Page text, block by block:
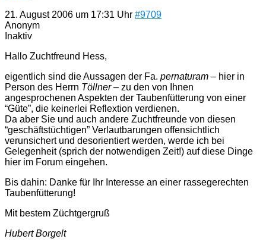
21. August 2006 um 17:31 Uhr #9709
Anonym
Inaktiv
Hallo Zuchtfreund Hess,
eigentlich sind die Aussagen der Fa. pernaturam – hier in
Person des Herrn Töllner– zu den von Ihnen
angesprochenen Aspekten der Taubenfütterung von einer
“Güte”, die keinerlei Reflextion verdienen.
Da aber Sie und auch andere Zuchtfreunde von diesen
“geschäftstüchtigen” Verlautbarungen offensichtlich
verunsichert und desorientiert werden, werde ich bei
Gelegenheit (sprich der notwendigen Zeit!) auf diese Dinge
hier im Forum eingehen.
Bis dahin: Danke für Ihr Interesse an einer rassegerechten
Taubenfütterung!
Mit bestem Züchtgergruß
Hubert Borgelt